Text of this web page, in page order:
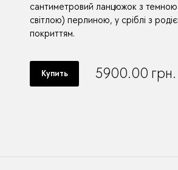
сантиметровий ланцюжок з
світлою) перлиною, у сріблі з
покриттям.
Купить 5900.00 грн.